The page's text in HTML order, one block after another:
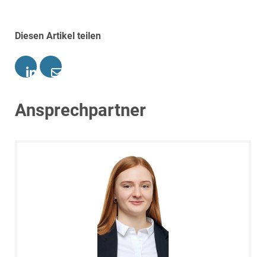
Diesen Artikel teilen
Ansprechpartner